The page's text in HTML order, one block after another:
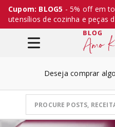
Cupom: BLOG5 - 5% off em
utensílios de cozinha e peças
Deseja comprar